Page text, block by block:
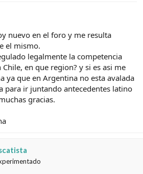
nuevo en el foro y me resulta
el mismo.
legalmente la competencia
en que region? y si es asi me
ya que en Argentina no esta avalada
para ir juntando antecedentes latino
gracias.